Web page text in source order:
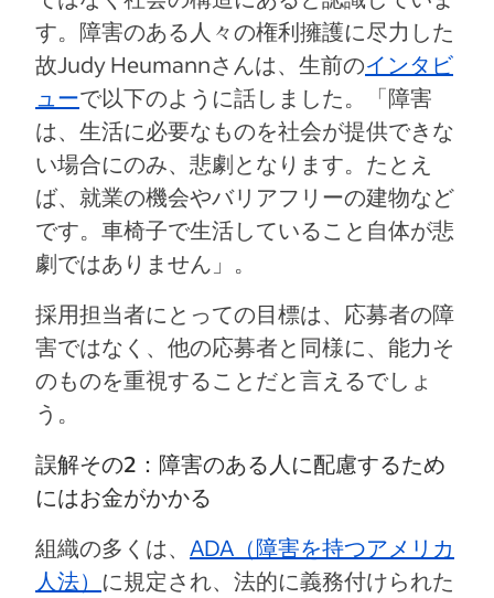
す。障害のある人々の権利擁護に尽力した
故Judy Heumannさんは、生前のインタビ
ューで以下のように話しました。「障害
は、生活に必要なものを社会が提供できな
い場合にのみ、悲劇となります。たとえ
ば、就業の機会やバリアフリーの建物など
です。車椅子で生活していること自体が悲
劇ではありません」。
採用担当者にとっての目標は、応募者の障
害ではなく、他の応募者と同様に、能力そ
のものを重視することだと言えるでしょ
う。
誤解その2：障害のある人に配慮するため
にはお金がかかる
組織の多くは、 ADA（障害を持つアメリカ
人法） に規定され、法的に義務付けられた